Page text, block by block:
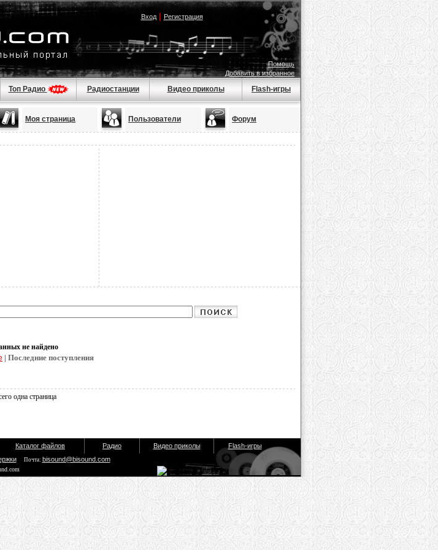
Вход| Регистрация
Помощь
Добавить в избранное
Топ Радио Радиостанции Видео приколы Flash-игры
Моя страница Пользователи Форум
не найдено
| Последние поступления
одна страница
Каталог файлов Радио Видео приколы
Flash-игры
Почта: bisound@bisound.com